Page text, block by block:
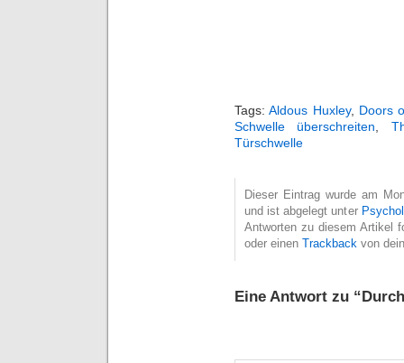
Tags:Aldous Huxley, Doors
Schwelle überschreiten
Türschwelle
Dieser Eintrag wurde am
und ist abgelegt unter
Antworten zu diesem Artikel
oder einen Trackback von
Eine Antwort zu